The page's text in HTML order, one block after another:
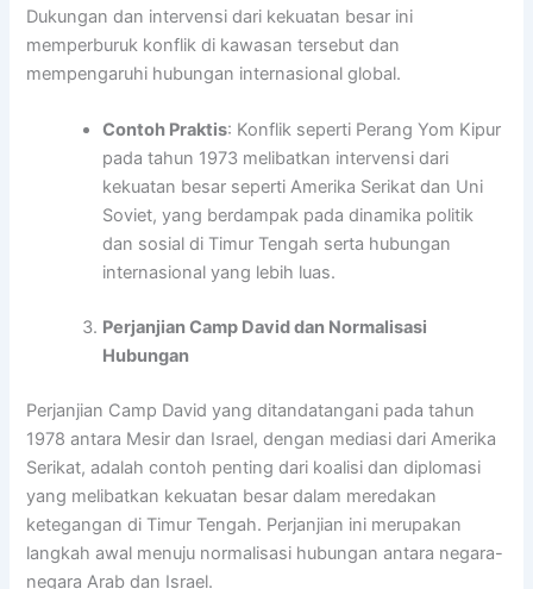
Dukungan dan intervensi dari kekuatan besar ini
memperburuk konflik di kawasan tersebut dan
mempengaruhi hubungan internasional global.
Contoh Praktis: Konflik seperti Perang Yom Kipur
pada tahun 1973 melibatkan intervensi dari
kekuatan besar seperti Amerika Serikat dan Uni
Soviet, yang berdampak pada dinamika politik
dan sosial di Timur Tengah serta hubungan
internasional yang lebih luas.
Perjanjian Camp David dan Normalisasi
Hubungan
Perjanjian Camp David yang ditandatangani pada tahun
1978 antara Mesir dan Israel, dengan mediasi dari Amerika
Serikat, adalah contoh penting dari koalisi dan diplomasi
yang melibatkan kekuatan besar dalam meredakan
ketegangan di Timur Tengah. Perjanjian ini merupakan
langkah awal menuju normalisasi hubungan antara negara-
negara Arab dan Israel.